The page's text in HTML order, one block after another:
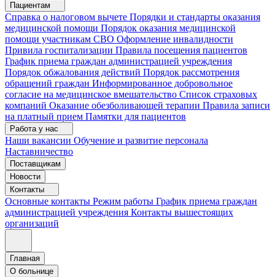
Пациентам
Справка о налоговом вычете Порядки и стандарты оказания
медицинской помощи Порядок оказания медицинской
помощи участникам СВО Оформление инвалидности
Привила госпитализации Правила посещения пациентов
График приема граждан администрацией учреждения
Порядок обжалования действий Порядок рассмотрения
обращений граждан Информированное добровольное
согласие на медицинское вмешательство Список страховых
компаний Оказание обезболивающей терапии Правила записи
на платный прием Памятки для пациентов
Работа у нас
Наши вакансии Обучение и развитие персонала
Наставничество
Поставщикам
Новости
Контакты
Основные контакты Режим работы График приема граждан
администрацией учреждения Контакты вышестоящих
организаций
Главная
О больнице